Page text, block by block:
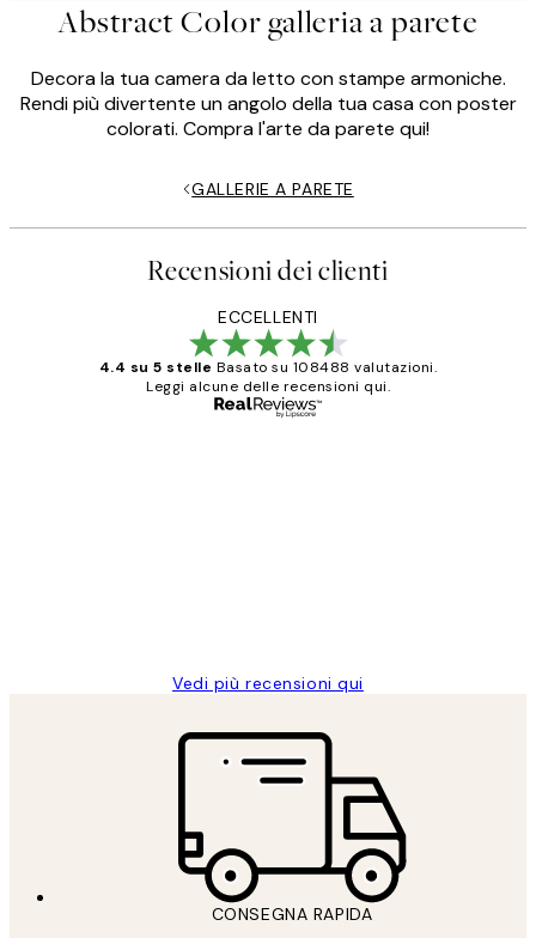
Abstract Color galleria a parete
Decora la tua camera da letto con stampe armoniche.
Rendi più divertente un angolo della tua casa con poster
colorati. Compra l'arte da parete qui!
GALLERIE A PARETE
Recensioni dei clienti
ECCELLENTI
4.4 su 5 stelle Basato su 108488 valutazioni.
Leggi alcune delle recensioni qui.
Vedi più recensioni qui
CONSEGNA RAPIDA